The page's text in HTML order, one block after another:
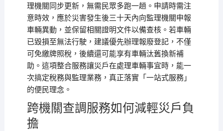
理機關同步更新，無需民眾多跑一趟。申請時需注
意時效，應於災害發生後三十天內向監理機關申報
車輛異動，並保留相關證明文件以備查核。若車輛
已毀損至無法行駛，建議優先辦理報廢登記，不僅
可免繳牌照稅，後續還可能享有車輛汰舊換新補
助。這項整合服務讓災戶在處理車輛事宜時，能一
次搞定稅務與監理業務，真正落實「一站式服務」
的便民理念。
跨機關查調服務如何減輕災戶負
擔